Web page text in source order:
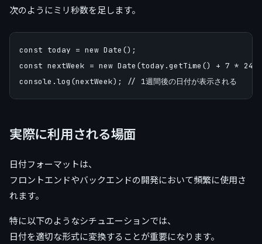
次のようにミリ秒数を足します。
const today = new Date();
const nextWeek = new Date(today.getTime() + 7 *
実際に利用される場面
日付フォーマットは、
フロントエンドやバックエンドの開発において頻繁に使用さ
れます。
特に以下のようなシチュエーションでは、
日付を適切な形式に変換することが重要になります。